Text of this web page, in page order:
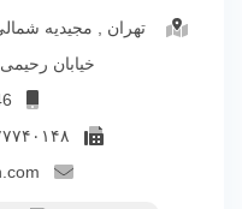
تهران , مجیدیه
خیابان رحیمی کلور